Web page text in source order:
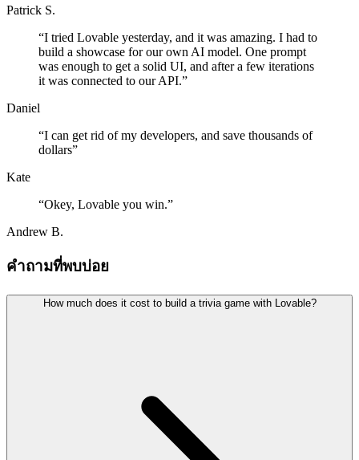
Patrick S.
“I tried Lovable yesterday, and it was amazing. I had to
build a showcase for our own AI model. One prompt
was enough to get a solid UI, and after a few iterations
it was connected to our API.”
Daniel
“I can get rid of my developers, and save thousands of
dollars”
Kate
“Okey, Lovable you win.”
Andrew B.
คำถามที่พบบ่อย
How much does it cost to build a trivia game with Lovable?